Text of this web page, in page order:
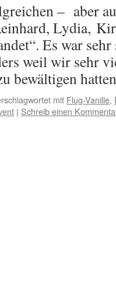
– aber
Lydia,
Es war sehr
weil wir sehr
bewältigen
mit Flug-Vanille,
| Schreib einen